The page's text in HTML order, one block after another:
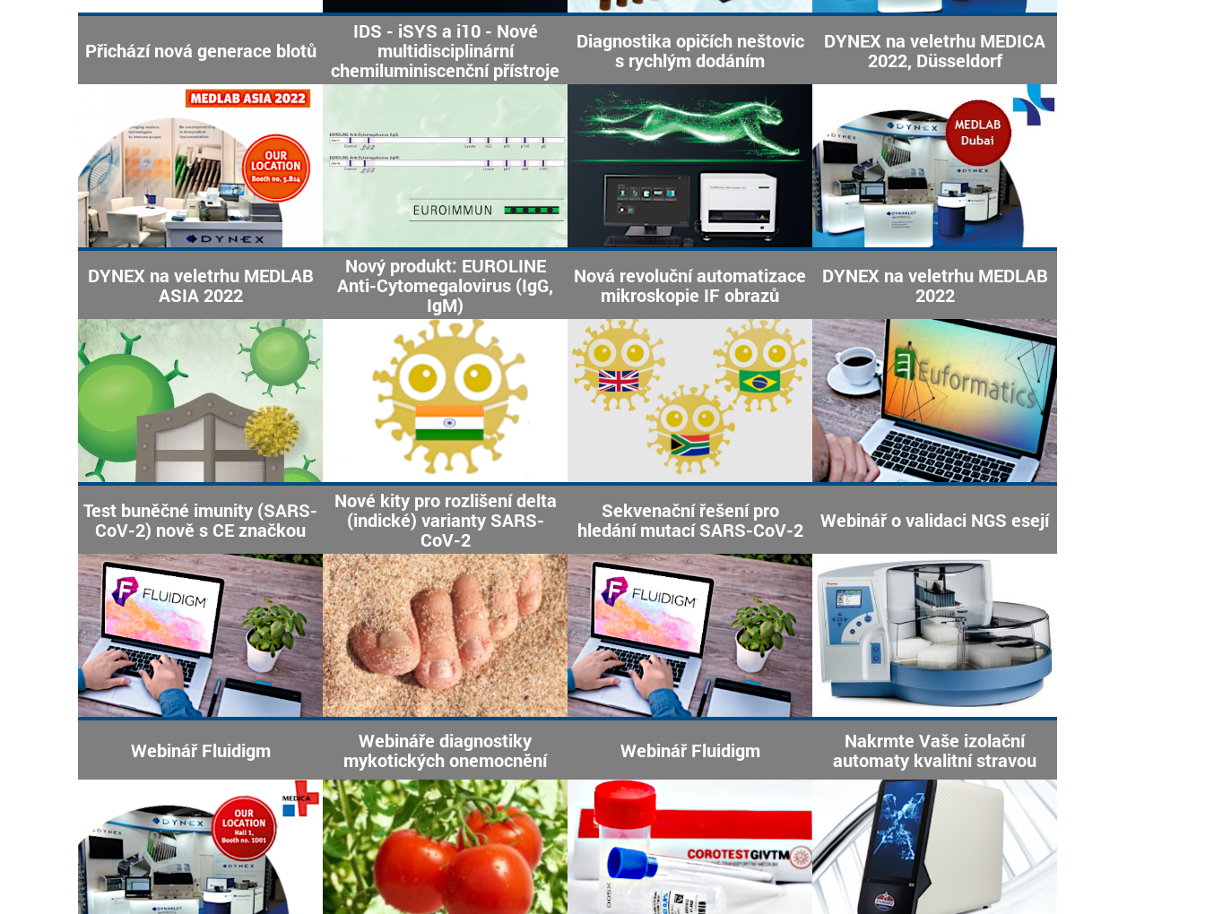
Přichází nová generace blotů
IDS - iSYS a i10 - Nové
multidisciplinární
chemiluminiscenční přístroje
Diagnostika opičích neštovic
s rychlým dodáním
DYNEX na veletrhu MEDICA
2022, Düsseldorf
DYNEX na veletrhu MEDLAB
ASIA 2022
Nový produkt: EUROLINE
Anti-Cytomegalovirus (IgG,
IgM)
Nová revoluční automatizace
mikroskopie IF obrazů
DYNEX na veletrhu MEDLAB
2022
Test buněčné imunity (SARS-
CoV-2) nově s CE značkou
Nové kity pro rozlišení delta
(indické) varianty SARS-
CoV-2
Sekvenační řešení pro
hledání mutací SARS-CoV-2
Webinář o validaci NGS esejí
Webinář Fluidigm
Webináře diagnostiky
mykotických onemocnění
Webinář Fluidigm
Nakrmte Vaše izolační
automaty kvalitní stravou